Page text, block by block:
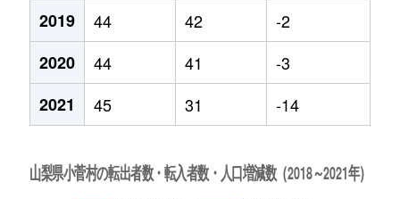
2019
44 42
-2
2020
44 41
-3
2021
45 31 -14